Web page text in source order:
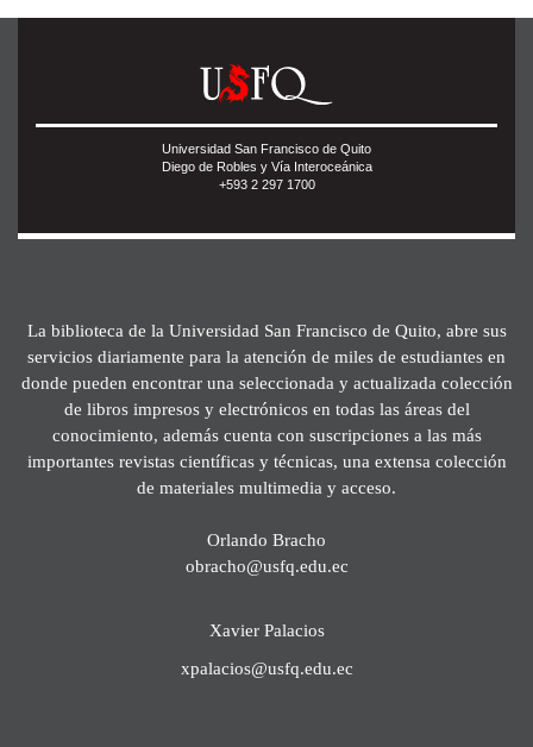
Universidad San Francisco de Quito
Diego de Robles y Vía Interoceánica
+593 2 297 1700
La biblioteca de la Universidad San Francisco de Quito, abre sus
servicios diariamente para la atención de miles de estudiantes en
donde pueden encontrar una seleccionada y actualizada colección
de libros impresos y electrónicos en todas las áreas del
conocimiento, además cuenta con suscripciones a las más
importantes revistas científicas y técnicas, una extensa colección
de materiales multimedia y acceso.
Orlando Bracho
obracho@usfq.edu.ec
Xavier Palacios
xpalacios@usfq.edu.ec